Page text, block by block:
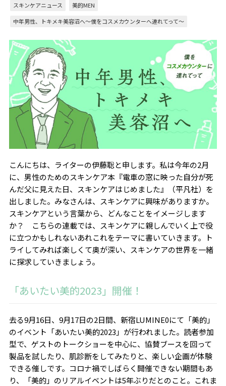
スキンケアニュース
美的MEN
中年男性、トキメキ美容沼へ〜僕をコスメカウンターへ連れてって～
こんにちは、ライターの伊藤聡と申します。私は今年の2月
に、男性のためのスキンケア本『電車の窓に映った自分が死
んだ父に見えた日、スキンケアはじめました』（平凡社）を
出しました。みなさんは、スキンケアに興味がありますか。
スキンケアという言葉から、どんなことをイメージします
か？ こちらの連載では、スキンケアに親しんでいく上で役
に立つかもしれないあれこれをテーマに書いていきます。ト
ライしてみれば楽しくて奥が深い、スキンケアの世界を一緒
に探求していきましょう。
「あいたい美的2023」開催！
去る9月16日、9月17日の2日間、新宿LUMINE0にて「美的」
のイベント「あいたい美的2023」が行われました。読者参加
型で、ゲストのトークショーを中心に、協賛ブースを回って
製品を試したり、肌診断をしてみたりと、楽しい企画が体験
できる催しです。コロナ禍でしばらく開催できない期間もあ
り、「美的」のリアルイベントは5年ぶりだとのこと。これま